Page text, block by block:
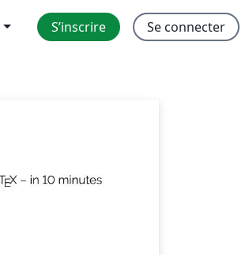
S’inscrire Se connecter